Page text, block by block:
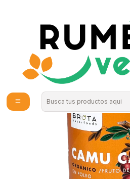
Envío gratis por compras sobre los